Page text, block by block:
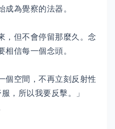
成為覺察的法器。
，但不會停留那麼久。念
相信每一個念頭。
個空間，不再立刻反射性
，所以我要反擊。」